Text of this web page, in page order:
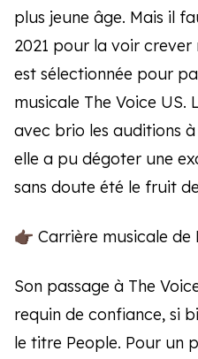
plus jeune âge. Mais il
2021 pour la voir crever
est sélectionnée pour
musicale The Voice US.
avec brio les auditions à
elle a pu dégoter une
sans doute été le fruit
👉🏿 Carrière musicale
Son passage à The
requin de confiance, si
le titre People. Pour un